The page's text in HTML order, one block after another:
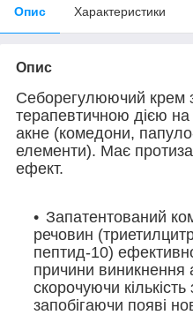
Опис Характеристики
Опис
Cеборегулюючий крем
терапевтичною дією на
акне (комедони,
елементи). Має
ефект.
Запатентований
речовин
пептид-10)
причини виникнення
скорочуючи
запобігаючи появі